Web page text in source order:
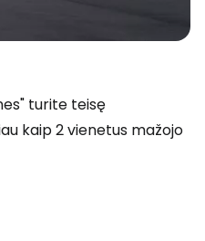
turite teisę
kaip 2 vienetus mažojo